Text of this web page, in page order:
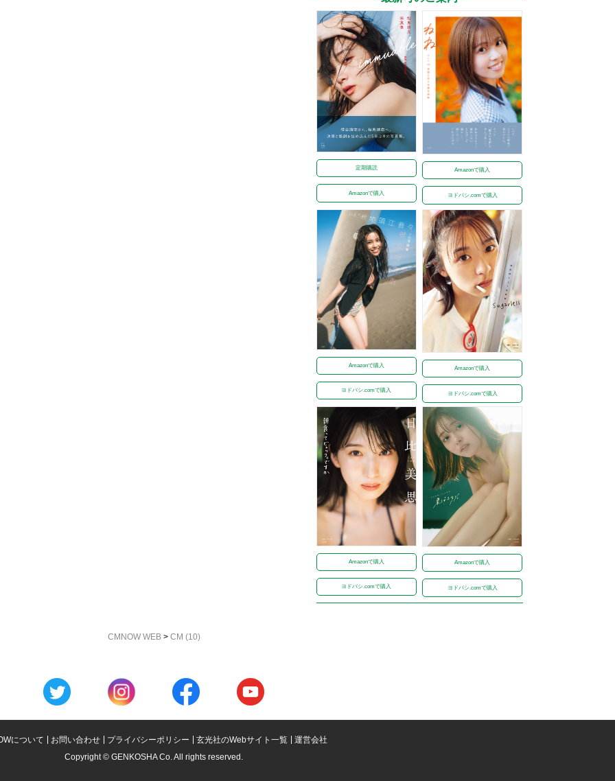
定期購読
Amazonで購入
Amazonで購入
ヨドバシ.comで購入
Amazonで購入
ヨドバシ.comで購入
Amazonで購入
ヨドバシ.comで購入
Amazonで購入
ヨドバシ.comで購入
Amazonで購入
ヨドバシ.comで購入
CMNOW WEB> CM (10)
について お問い合わせ プライバシーポリシー 玄光社のWebサイト一覧
運営会社
Copyright © GENKOSHA Co. All rights reserved.